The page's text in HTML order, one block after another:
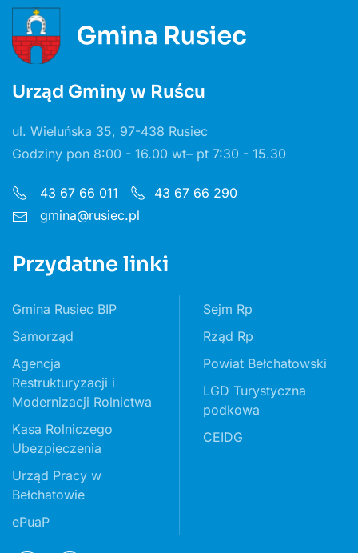
Urząd Gminy w Ruścu
ul. Wieluńska 35, 97-438 Rusiec
Godziny pon 8:00 - 16.00 wt– pt 7:30 - 15.30
43 67 66 011
43 67 66 290
gmina@rusiec.pl
Przydatne linki
Gmina Rusiec BIP
Samorząd
Agencja
Restrukturyzacji i
Modernizacji Rolnictwa
Kasa Rolniczego
Ubezpieczenia
Urząd Pracy w
Bełchatowie
ePuaP
Sejm Rp
Rząd Rp
Powiat Bełchatowski
LGD Turystyczna
podkowa
CEIDG